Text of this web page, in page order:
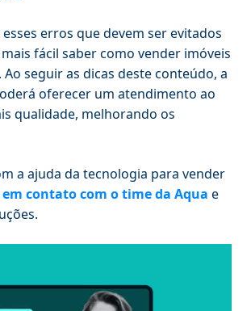
erros que devem ser evitados
fácil saber como vender imóveis
seguir as dicas deste conteúdo, a
oferecer um atendimento ao
qualidade, melhorando os
a ajuda da tecnologia para vender
em contato com o time da Aqua e